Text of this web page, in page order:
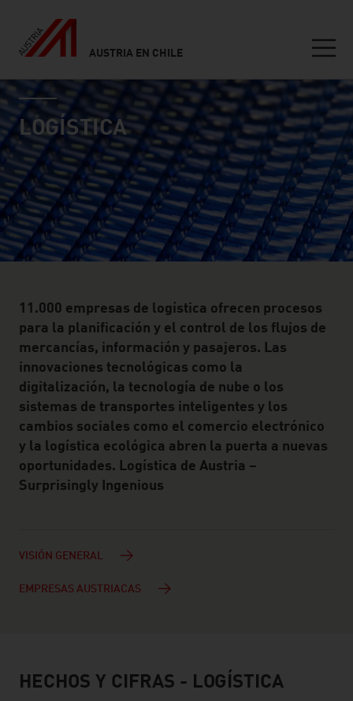
AUSTRIA EN CHILE
Inhalt
industry page
LOGÍSTICA
11.000 empresas de logística ofrecen procesos
para la planificación y el control de los flujos de
mercancías, información y pasajeros. Las
innovaciones tecnológicas como la
digitalización, la tecnología de nube o los
sistemas de transportes inteligentes y los
cambios sociales como el comercio electrónico
y la logística ecológica abren la puerta a nuevas
oportunidades. Logística de Austria –
Surprisingly Ingenious
VISIÓN GENERAL
EMPRESAS AUSTRIACAS
facts & figures
HECHOS Y CIFRAS - LOGÍSTICA